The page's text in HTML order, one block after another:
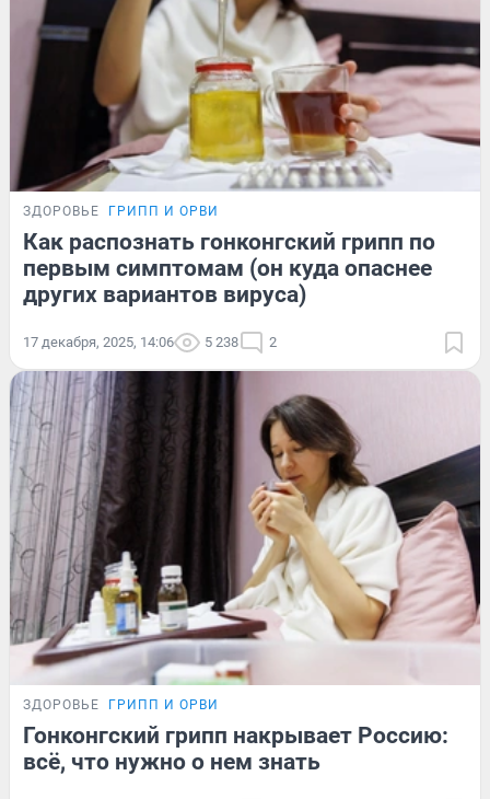
ЗДОРОВЬЕ ГРИПП И ОРВИ
Как распознать гонконгский грипп по
первым симптомам (он куда опаснее
других вариантов вируса)
17 декабря, 2025, 14:06 5 238 2
ЗДОРОВЬЕ ГРИПП И ОРВИ
Гонконгский грипп накрывает Россию:
всё, что нужно о нем знать